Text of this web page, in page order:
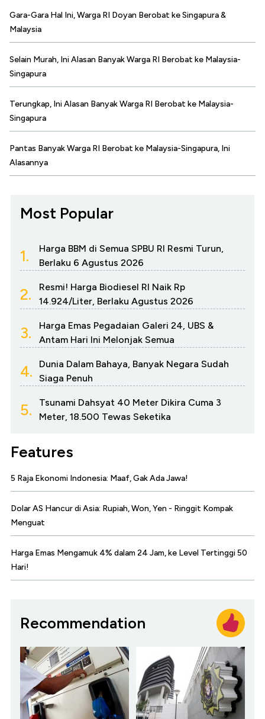
Gara-Gara Hal Ini, Warga RI Doyan Berobat ke Singapura &
Malaysia
Selain Murah, Ini Alasan Banyak Warga RI Berobat ke Malaysia-
Singapura
Terungkap, Ini Alasan Banyak Warga RI Berobat ke Malaysia-
Singapura
Pantas Banyak Warga RI Berobat ke Malaysia-Singapura, Ini
Alasannya
Most Popular
1.
Harga BBM di Semua SPBU RI Resmi Turun,
Berlaku 6 Agustus 2026
2.
Resmi! Harga Biodiesel RI Naik Rp
14.924/Liter, Berlaku Agustus 2026
3.
Harga Emas Pegadaian Galeri 24, UBS &
Antam Hari Ini Melonjak Semua
4.
Dunia Dalam Bahaya, Banyak Negara Sudah
Siaga Penuh
5.
Tsunami Dahsyat 40 Meter Dikira Cuma 3
Meter, 18.500 Tewas Seketika
Features
5 Raja Ekonomi Indonesia: Maaf, Gak Ada Jawa!
Dolar AS Hancur di Asia: Rupiah, Won, Yen - Ringgit Kompak
Menguat
Harga Emas Mengamuk 4% dalam 24 Jam, ke Level Tertinggi 50
Hari!
Recommendation